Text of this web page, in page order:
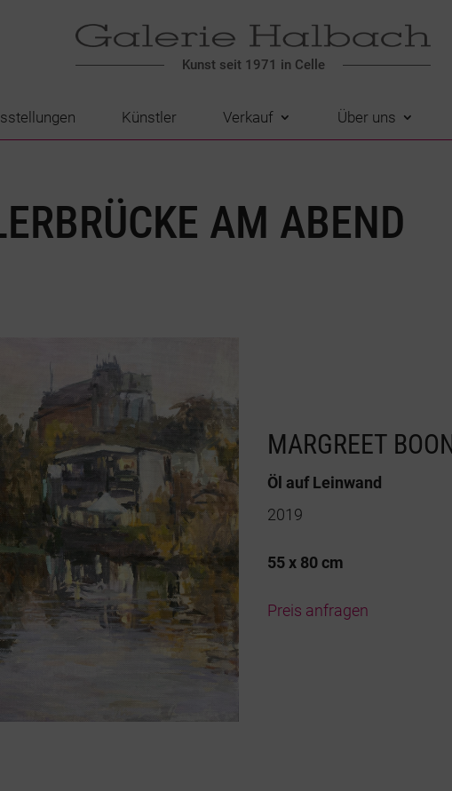
Kunst seit 1971 in Celle
Künstler Verkauf Über uns
AM ABEND
MARGREET
Öl auf Leinwand
2019
55 x 80 cm
Preis anfragen